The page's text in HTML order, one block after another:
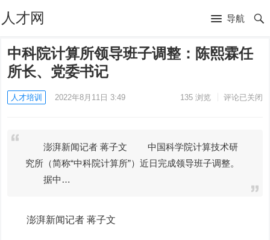
人才网 导航
中科院计算所领导班子调整：陈熙霖任
所长、党委书记
人才培训 2022年8月11日 3:49 135浏览 评论已关闭
澎湃新闻记者 蒋子文 中国科学院计算技术研
究所（简称“中科院计算所”）近日完成领导班子调整。
据中…
澎湃新闻记者 蒋子文